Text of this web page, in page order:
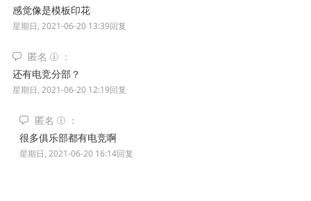
感觉像是模板印花
星期日, 2021-06-20 13:39回复
匿名
还有电竞分部？
星期日, 2021-06-20 12:19回复
匿名
很多俱乐部都有电竞啊
星期日, 2021-06-20 16:14回复